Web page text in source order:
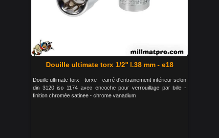
Douille ultimate torx 1/2'' l.38 mm - e18
Douille ultimate torx - torxe - carré d'entrainement intérieur selon
din 3120 iso 1174 avec encoche pour verrouillage par bille -
finition chromée satinee - chrome vanadium